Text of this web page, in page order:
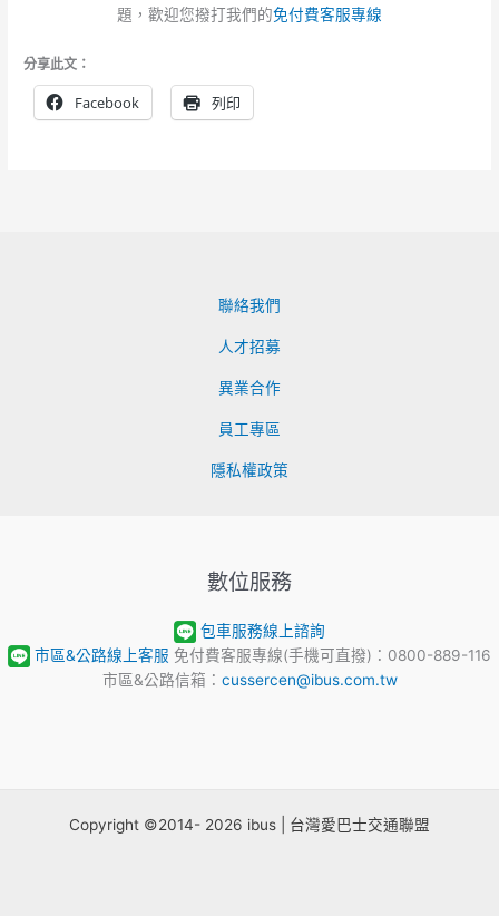
題，歡迎您撥打我們的免付費客服專線
分享此文：
Facebook 列印
聯絡我們
人才招募
異業合作
員工專區
隱私權政策
數位服務
包車服務線上諮詢
市區&公路線上客服 免付費客服專線(手機可直撥)：0800-889-116
市區&公路信箱： cussercen@ibus.com.tw
Copyright ©2014- 2026 ibus | 台灣愛巴士交通聯盟